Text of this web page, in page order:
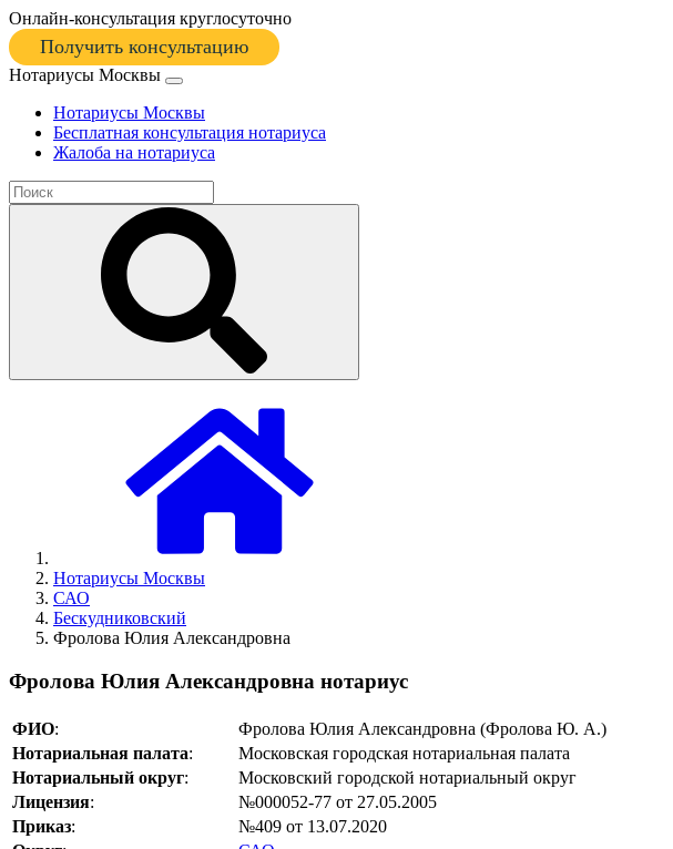
Онлайн-консультация круглосуточно
Получить консультацию
Нотариусы Москвы
Нотариусы Москвы
Бесплатная консультация нотариуса
Жалоба на нотариуса
Нотариусы Москвы
САО
Бескудниковский
Фролова Юлия Александровна
Фролова Юлия Александровна нотариус
ФИО:
Фролова Юлия Александровна (Фролова Ю. А.)
Нотариальная палата:
Московская городская нотариальная палата
Нотариальный округ:
Московский городской нотариальный округ
Лицензия:
№000052-77 от 27.05.2005
Приказ:
№409 от 13.07.2020